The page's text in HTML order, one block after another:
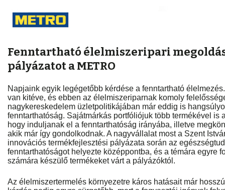
Fenntartható élelmiszeripari
pályázatot a METRO
Napjaink egyik legégetőbb kérdése a fenntartható
van kitéve, és ebben az élelmiszeriparnak komoly
nagykereskedelem üzletpolitikájában már eddig is
fenntarthatóság. Sajátmárkás portfóliójuk több termékével is
hogy induljanak el a fenntarthatóság irányába, illetve
akik már így gondolkodnak. A nagyvállalat most a Szent
innovációs termékfejlesztési pályázata során az
fenntarthatóságot helyezte középpontba, és a témára egyre
számára készülő termékeket várt a pályázóktól.
Az élelmiszertermelés környezetre káros hatásait már